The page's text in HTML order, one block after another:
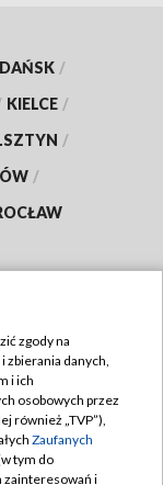
/
KIELCE /
/
/
zgody na
zbierania danych,
i ich
osobowych przez
również „TVP”),
Zaufanych
tym do
zainteresowań i